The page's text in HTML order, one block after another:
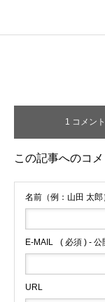
1 コメント
この記事へのコ
名前（例：山田 太郎
E-MAIL ( 必須 ) - 公
URL